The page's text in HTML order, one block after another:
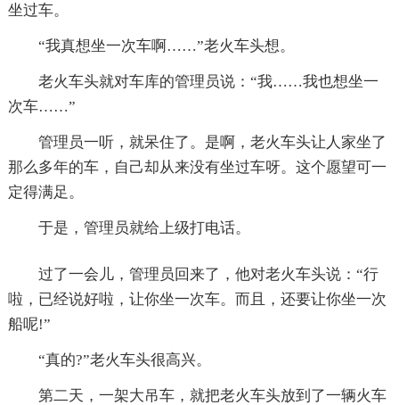
坐过车。
“我真想坐一次车啊……”老火车头想。
老火车头就对车库的管理员说：“我……我也想坐一
次车……”
管理员一听，就呆住了。是啊，老火车头让人家坐了
那么多年的车，自己却从来没有坐过车呀。这个愿望可一
定得满足。
于是，管理员就给上级打电话。
过了一会儿，管理员回来了，他对老火车头说：“行
啦，已经说好啦，让你坐一次车。而且，还要让你坐一次
船呢!”
“真的?”老火车头很高兴。
第二天，一架大吊车，就把老火车头放到了一辆火车